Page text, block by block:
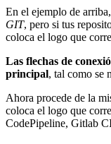
En el ejemplo de
GIT, pero si tus
coloca el logo que
Las flechas de
principal, tal como se
Ahora procede de la
coloca el logo que
CodePipeline, Gitlab